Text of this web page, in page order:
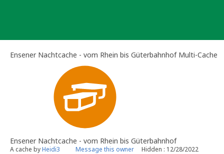
Ensener Nachtcache - vom Rhein bis Güterbahnhof Multi-Cache
Ensener Nachtcache - vom Rhein bis Güterbahnhof
A cache byHeidi3 Message this owner Hidden : 12/28/2022